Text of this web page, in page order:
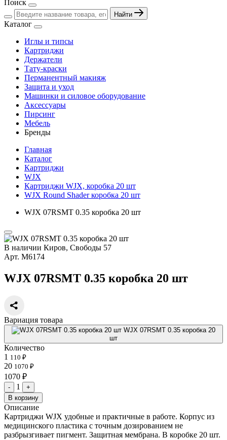
Поиск
Найти
Каталог
Иглы и типсы
Картриджи
Держатели
Тату-краски
Перманентный макияж
Защита и уход
Машинки и силовое оборудование
Аксессуары
Пирсинг
Мебель
Бренды
Главная
Каталог
Картриджи
WJX
Картриджи WJX, коробка 20 шт
WJX Round Shader коробка 20 шт
WJX 07RSMT 0.35 коробка 20 шт
В наличии Киров, Свободы 57
Арт. М6174
WJX 07RSMT 0.35 коробка 20 шт
Вариация товара
WJX 07RSMT 0.35 коробка 20
шт
Количество
1 110 ₽
20 1070 ₽
1070 ₽
- 1
+
В корзину
Описание
Картриджи WJX удобные и практичные в работе. Корпус из
медицинского пластика с точным дозированием не
разбрызгивает пигмент. Защитная мембрана. В коробке 20 шт.